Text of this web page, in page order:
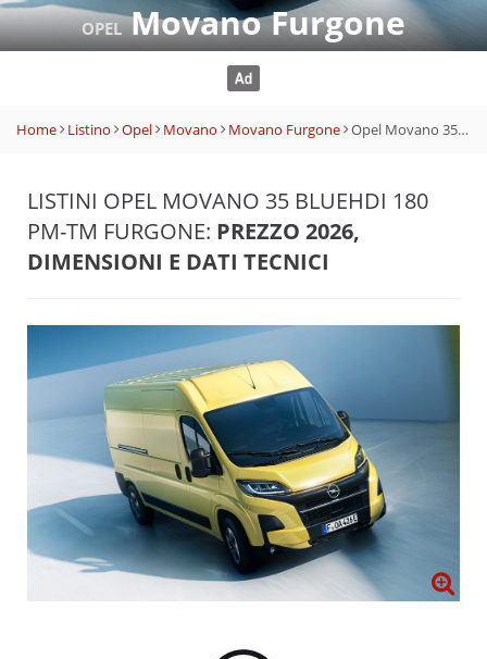
OPELMovano Furgone
Home Listino Opel Movano Movano Furgone Opel Movano 35 BlueHDi 180 PM-TM Furgone
LISTINI OPEL MOVANO 35 BLUEHDI 180
PM-TM FURGONE: PREZZO 2026,
DIMENSIONI E DATI TECNICI